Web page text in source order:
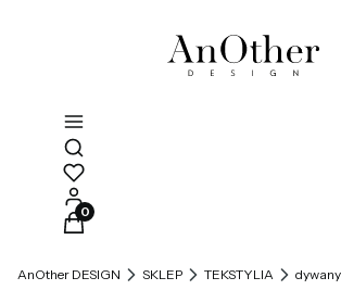
Otwórz wyszukiwarkę
Produkty w koszyku: 0. Zobacz
AnOther DESIGN SKLEP TEKSTYLIA dywany